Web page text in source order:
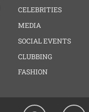
CELEBRITIES
MEDIA
SOCIAL EVENTS
CLUBBING
FASHION